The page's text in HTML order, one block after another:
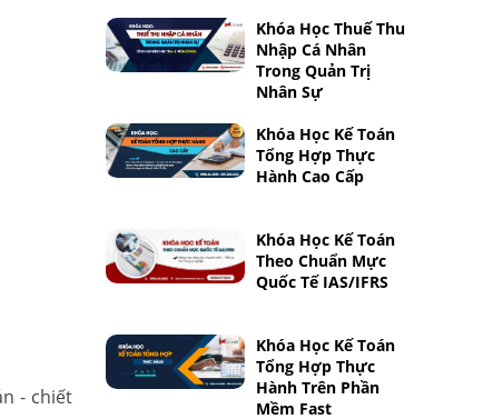
- chiết
Khóa Học Thuế Thu
Nhập Cá Nhân
Trong Quản Trị
Nhân Sự
Khóa Học Kế Toán
Tổng Hợp Thực
Hành Cao Cấp
Khóa Học Kế Toán
Theo Chuẩn Mực
Quốc Tế IAS/IFRS
Khóa Học Kế Toán
Tổng Hợp Thực
Hành Trên Phần
Mềm Fast